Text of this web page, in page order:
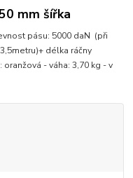
mm šířka
pásu: 5000 daN (při
délka ráčny
- váha: 3,70 kg - v